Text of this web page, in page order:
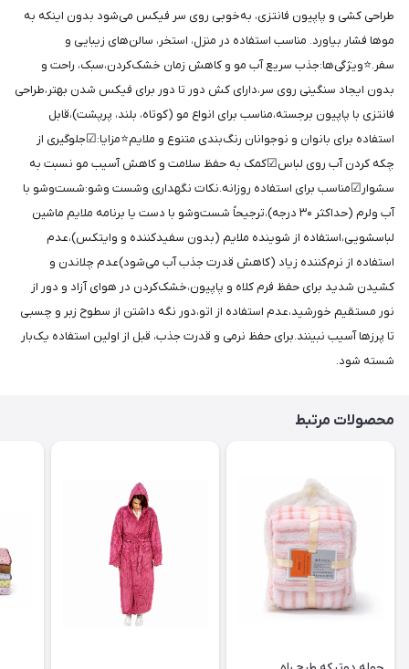
طراحی کشی و پاپیون فانتزی، به‌خوبی روی سر فیکس می‌شود بدون اینکه به
موها فشار بیاورد. مناسب استفاده در منزل، استخر، سالن‌های زیبایی و
سفر.⭐️ویژگی‌ها:جذب سریع آب مو و کاهش زمان خشک‌کردن،سبک، راحت و
بدون ایجاد سنگینی روی سر،دارای کش دور تا دور برای فیکس شدن بهتر،طراحی
فانتزی با پاپیون برجسته،مناسب برای انواع مو (کوتاه، بلند، پرپشت)،قابل
استفاده برای بانوان و نوجوانان رنگ‌بندی متنوع و ملایم⭐️مزایا:☑جلوگیری از
چکه کردن آب روی لباس☑کمک به حفظ سلامت و کاهش آسیب مو نسبت به
سشوار☑مناسب برای استفاده روزانه.نکات نگهداری وشست وشو:شست‌وشو با
آب ولرم (حداکثر ۳۰ درجه)،ترجیحاً شست‌وشو با دست یا برنامه ملایم ماشین
لباسشویی،استفاده از شوینده ملایم (بدون سفیدکننده و وایتکس)،عدم
استفاده از نرم‌کننده زیاد (کاهش قدرت جذب آب می‌شود)عدم چلاندن و
کشیدن شدید برای حفظ فرم کلاه و پاپیون،خشک‌کردن در هوای آزاد و دور از
نور مستقیم خورشید،عدم استفاده از اتو،دور نگه داشتن از سطوح زبر و چسبی
تا پرزها آسیب نبینند.برای حفظ نرمی و قدرت جذب، قبل از اولین استفاده یک‌بار
شسته شود.
محصولات مرتبط